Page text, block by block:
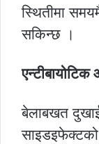
स्थितीमा
सकिन्छ ।
बेलाबखत